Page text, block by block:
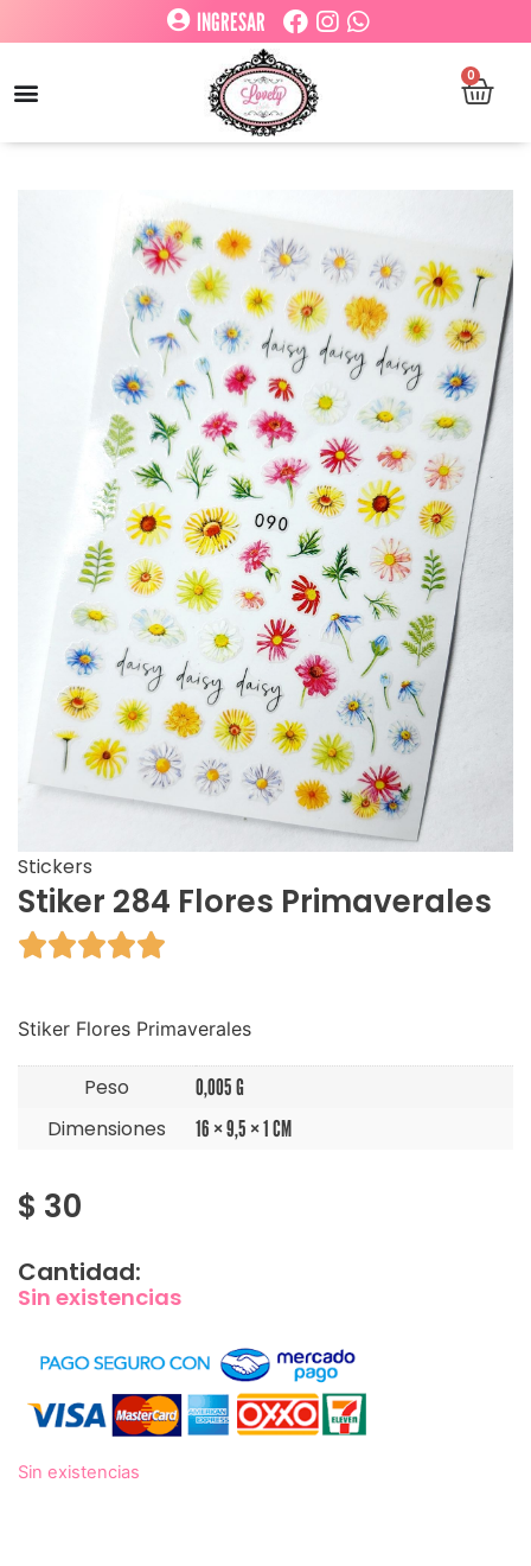
INGRESAR
0
Stickers
Stiker 284 Flores Primaverales

Stiker Flores Primaverales
Peso 0,005 G
Dimensiones 16 × 9,5 × 1 CM
$ 30
Cantidad:
Sin existencias
Sin existencias